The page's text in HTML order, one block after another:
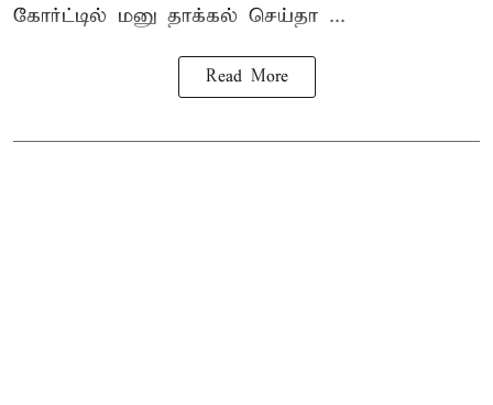
கோர்ட்டில் மனு தாக்கல் செய்தா ...
Read More